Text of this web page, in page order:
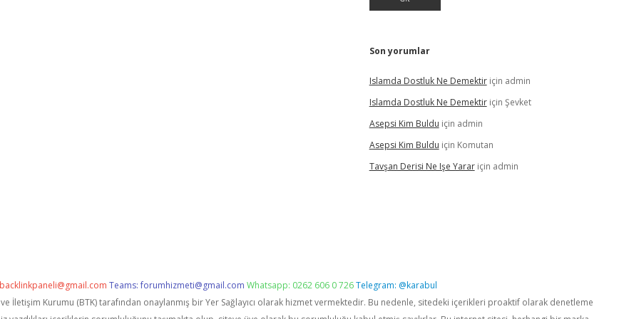
Son yorumlar
Islamda Dostluk Ne Demektiriçin admin
Islamda Dostluk Ne Demektiriçin Şevket
Asepsi Kim Buldu için admin
Asepsi Kim Buldu için Komutan
Tavşan Derisi Ne Işe Yarariçin admin
backlinkpaneli@gmail.com Teams:forumhizmeti@gmail.com Whatsapp: 0262 606 0 726Telegram: @karabul
İletişim Kurumu (BTK) tarafından onaylanmış bir Yer Sağlayıcı olarak hizmet vermektedir. Bu nedenle, sitedeki içerikleri proaktif olarak denetleme